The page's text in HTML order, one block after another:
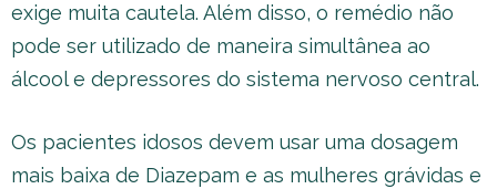
exige muita cautela. Além disso, o remédio não
pode ser utilizado de maneira simultânea ao
álcool e depressores do sistema nervoso central.
Os pacientes idosos devem usar uma dosagem
mais baixa de Diazepam e as mulheres grávidas e